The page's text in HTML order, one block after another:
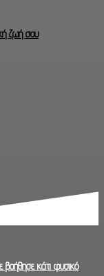
ζωή σου
κάτι φυσικό